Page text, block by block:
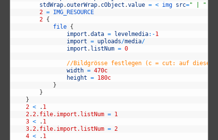
stdWrap.outerWrap. cObject .value = < img src=" | "
2 = IMG_RESOURCE
2 {
file {
import .data = levelmedia: -1
import = uploads/media/
import . listNum = 0
//Bildgrösse festlegen (c = cut: auf diese
width = 470c
height = 180c
}
}
}
2 < . 1
2.2.file.import.listNum = 1
3 < . 1
3.2.file.import.listNum = 2
4 < . 1